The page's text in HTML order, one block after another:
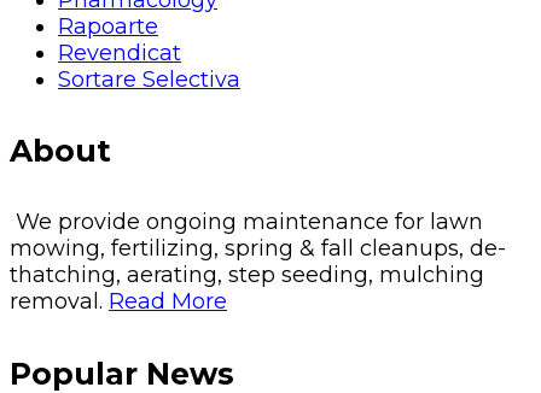
Rapoarte
Revendicat
Sortare Selectiva
About
We provide ongoing maintenance for lawn
mowing, fertilizing, spring & fall cleanups, de-
thatching, aerating, step seeding, mulching
removal. Read More
Popular News